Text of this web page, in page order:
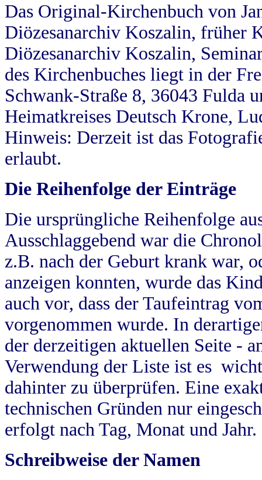
Das Original-Kirchenbuch von
Diözesanarchiv Koszalin, früher
Diözesanarchiv Koszalin,
des Kirchenbuches liegt in der
Schwank-Straße 8, 36043 Fulda
Heimatkreises Deutsch Krone,
Hinweis: Derzeit ist das
erlaubt.
Die Reihenfolge der Einträge
Die ursprüngliche Reihenfolge
Ausschlaggebend war die
z.B. nach der Geburt krank war,
anzeigen konnten, wurde das
auch vor, dass der Taufeintrag
vorgenommen wurde. In
der derzeitigen aktuellen Seite -
Verwendung der Liste ist es
dahinter zu überprüfen. Eine
technischen Gründen nur
erfolgt nach Tag, Monat und Jahr.
Schreibweise der Namen